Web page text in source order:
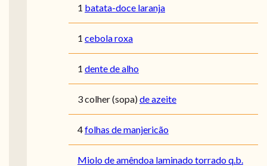
1 batata-doce laranja
1 cebola roxa
1 dente de alho
3colher (sopa)de azeite
4folhas de manjericão
Miolo de amêndoa laminado torrado q.b.